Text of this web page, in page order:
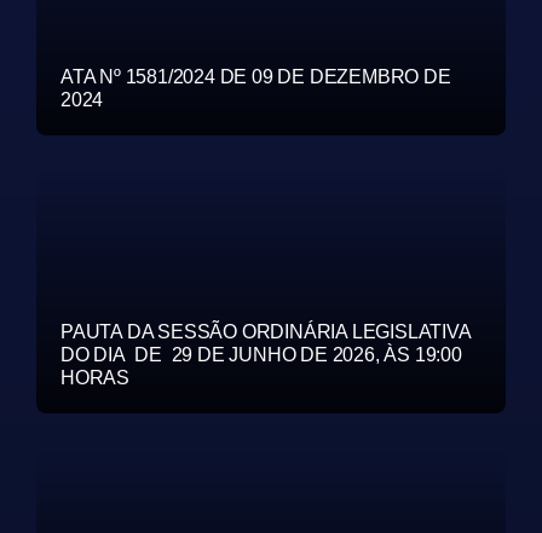
ATA Nº 1581/2024 DE 09 DE DEZEMBRO DE
2024
PAUTA DA SESSÃO ORDINÁRIA LEGISLATIVA
DO DIA DE 29 DE JUNHO DE 2026, ÀS 19:00
HORAS